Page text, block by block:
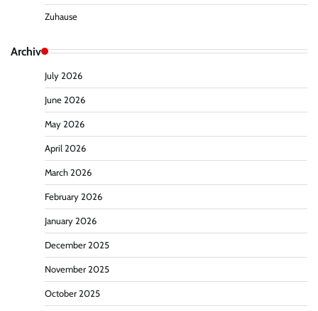
Zuhause
Archiv
July 2026
June 2026
May 2026
April 2026
March 2026
February 2026
January 2026
December 2025
November 2025
October 2025